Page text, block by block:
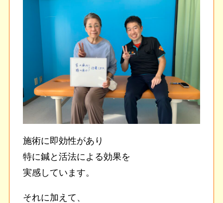
施術に即効性があり
特に鍼と活法による効果を
実感しています。
それに加えて、